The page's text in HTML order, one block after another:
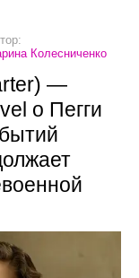
Колесниченко
—
о Пегги